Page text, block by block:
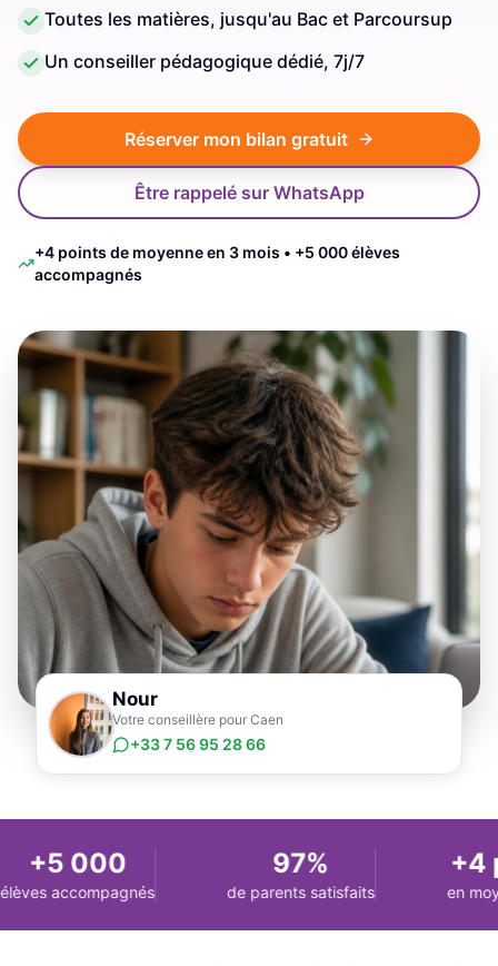
Toutes les matières, jusqu'au Bac et Parcoursup
Un conseiller pédagogique dédié, 7j/7
Réserver mon bilan gratuit
Être rappelé sur WhatsApp
+4 points de moyenne en 3 mois • +5 000 élèves
accompagnés
Nour
Votre conseillère pour Caen
+33 7 56 95 28 66
+5 000
accompagnés
97%
de parents satisfaits
+4
en